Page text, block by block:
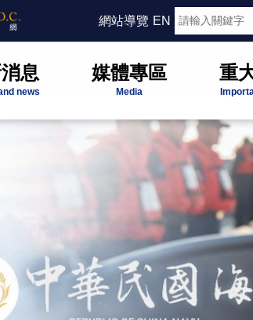
網站導覽 EN
息
news
媒體專區
Media
重